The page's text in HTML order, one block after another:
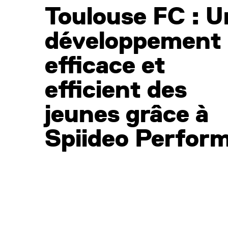
Toulouse FC :
développement
efficace et
efficient des
jeunes grâce à
Spiideo